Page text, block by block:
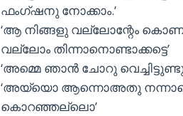
ഫംഗ്ഷനു നോക്കാം.’
‘ആ നിങ്ങളു വല്ലോന്റേം
വല്ലോം തിന്നാനൊണ്ടാക്കട്ടെ’
‘അമ്മെ ഞാന്‍ ചോറു വെച്ചിട്ടുണ്ടു
‘അയ്യൊ ആന്നൊഅതു
കൊറഞ്ഞല്ലൊ’